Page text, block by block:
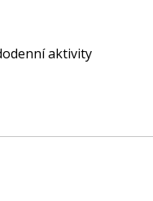
aktivity
kvalitních materiálů